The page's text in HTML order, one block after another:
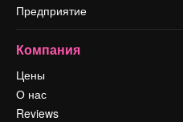
Предприятие
Компания
Цены
О нас
Reviews